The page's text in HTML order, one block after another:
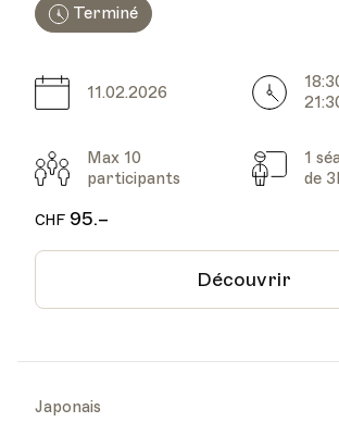
Terminé
Date
11.02.2026 Heure
Participants
Max 10
participants
Cours
1
de
CHF95.–
Découvrir
Japonais